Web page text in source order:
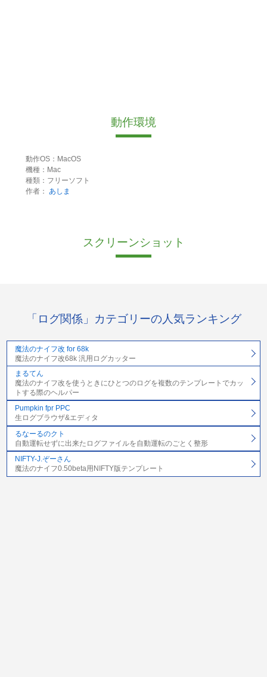
動作環境
動作OS：MacOS
機種：Mac
種類：フリーソフト
作者： あしま
スクリーンショット
「ログ関係」カテゴリーの人気ランキング
魔法のナイフ改 for 68k
魔法のナイフ改68k 汎用ログカッター
まるてん
魔法のナイフ改を使うときにひとつのログを複数のテンプレートでカッ
トする際のヘルパー
Pumpkin fpr PPC
生ログブラウザ&エディタ
るなーるのクト
自動運転せずに出来たログファイルを自動運転のごとく整形
NIFTY-J.ぞーさん
魔法のナイフ0.50beta用NIFTY版テンプレート